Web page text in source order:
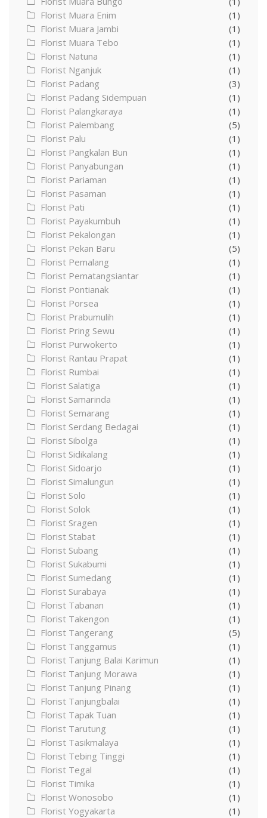
Florist Muara Enim
(1)
Florist Muara Jambi
(1)
Florist Muara Tebo
(1)
Florist Natuna
(1)
Florist Nganjuk
(1)
Florist Padang
(3)
Florist Padang Sidempuan
(1)
Florist Palangkaraya
(1)
Florist Palembang
(5)
Florist Palu
(1)
Florist Pangkalan Bun
(1)
Florist Panyabungan
(1)
Florist Pariaman
(1)
Florist Pasaman
(1)
Florist Pati
(1)
Florist Payakumbuh
(1)
Florist Pekalongan
(1)
Florist Pekan Baru
(5)
Florist Pemalang
(1)
Florist Pematangsiantar
(1)
Florist Pontianak
(1)
Florist Porsea
(1)
Florist Prabumulih
(1)
Florist Pring Sewu
(1)
Florist Purwokerto
(1)
Florist Rantau Prapat
(1)
Florist Rumbai
(1)
Florist Salatiga
(1)
Florist Samarinda
(1)
Florist Semarang
(1)
Florist Serdang Bedagai
(1)
Florist Sibolga
(1)
Florist Sidikalang
(1)
Florist Sidoarjo
(1)
Florist Simalungun
(1)
Florist Solo
(1)
Florist Solok
(1)
Florist Sragen
(1)
Florist Stabat
(1)
Florist Subang
(1)
Florist Sukabumi
(1)
Florist Sumedang
(1)
Florist Surabaya
(1)
Florist Tabanan
(1)
Florist Takengon
(1)
Florist Tangerang
(5)
Florist Tanggamus
(1)
Florist Tanjung Balai Karimun
(1)
Florist Tanjung Morawa
(1)
Florist Tanjung Pinang
(1)
Florist Tanjungbalai
(1)
Florist Tapak Tuan
(1)
Florist Tarutung
(1)
Florist Tasikmalaya
(1)
Florist Tebing Tinggi
(1)
Florist Tegal
(1)
Florist Timika
(1)
Florist Wonosobo
(1)
Florist Yogyakarta
(1)